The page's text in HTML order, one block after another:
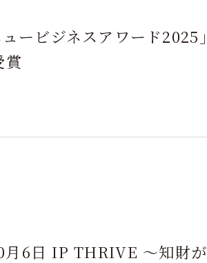
ービジネスアワード2025」
賞
月6日 IP THRIVE ～知財が